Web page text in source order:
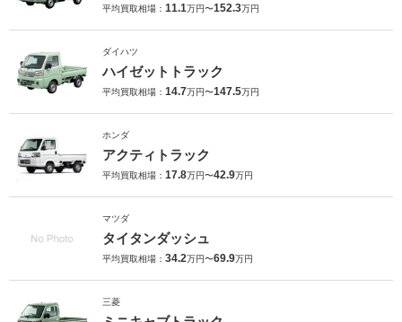
平均買取相場： 11.1万円〜152.3万円
ダイハツ
ハイゼットトラック
平均買取相場： 14.7万円〜147.5万円
ホンダ
アクティトラック
平均買取相場： 17.8万円〜42.9万円
マツダ
タイタンダッシュ
平均買取相場： 34.2万円〜69.9万円
三菱